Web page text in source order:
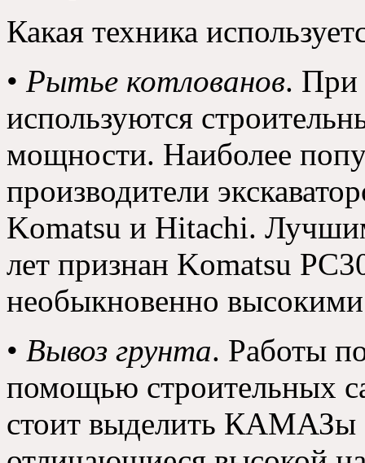
Какая техника
• Рытье котлованов. При
используются
мощности. Наиболее
производители
Komatsu и Hitachi.
лет признан Komatsu
необыкновенно
• Вывоз грунта. Работы
помощью строительных
стоит выделить КАМАЗы